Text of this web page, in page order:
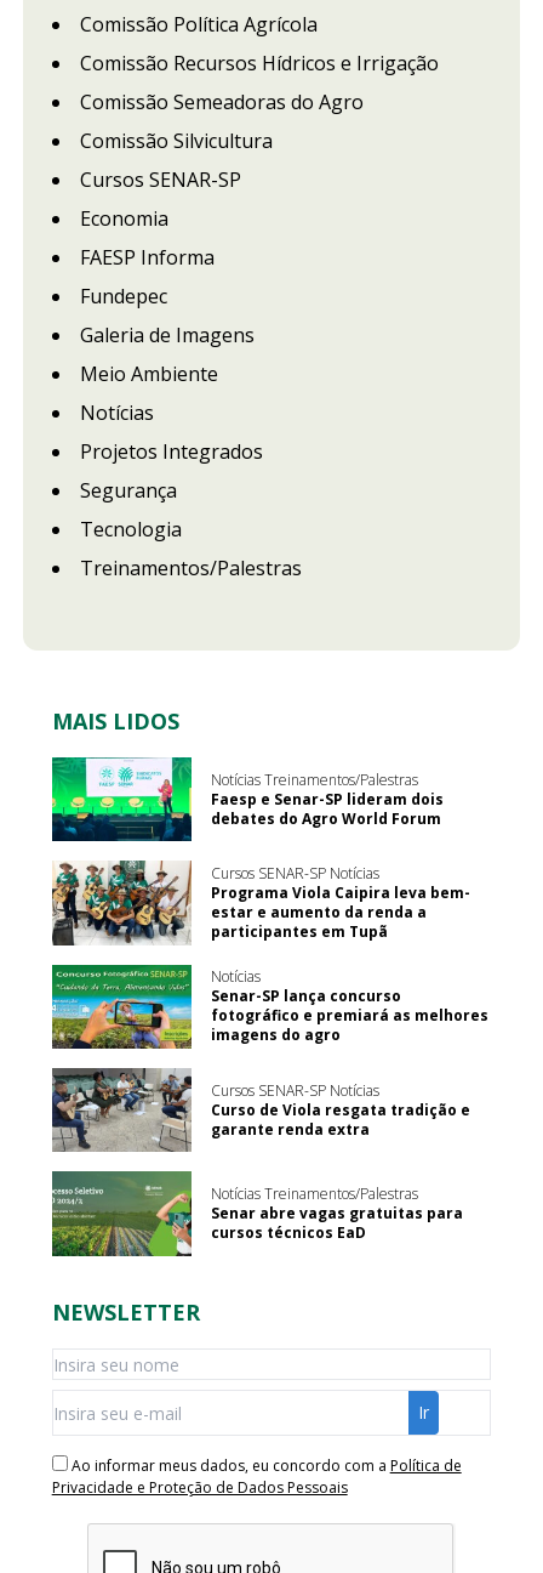
Comissão Política Agrícola
Comissão Recursos Hídricos e Irrigação
Comissão Semeadoras do Agro
Comissão Silvicultura
Cursos SENAR-SP
Economia
FAESP Informa
Fundepec
Galeria de Imagens
Meio Ambiente
Notícias
Projetos Integrados
Segurança
Tecnologia
Treinamentos/Palestras
MAIS LIDOS
Notícias Treinamentos/Palestras
Faesp e Senar-SP lideram dois
debates do Agro World Forum
Cursos SENAR-SP Notícias
Programa Viola Caipira leva bem-
estar e aumento da renda a
participantes em Tupã
Notícias
Senar-SP lança concurso
fotográfico e premiará as melhores
imagens do agro
Cursos SENAR-SP Notícias
Curso de Viola resgata tradição e
garante renda extra
Notícias Treinamentos/Palestras
Senar abre vagas gratuitas para
cursos técnicos EaD
NEWSLETTER
Ao informar meus dados, eu concordo com a Política de
Privacidade e Proteção de Dados Pessoais